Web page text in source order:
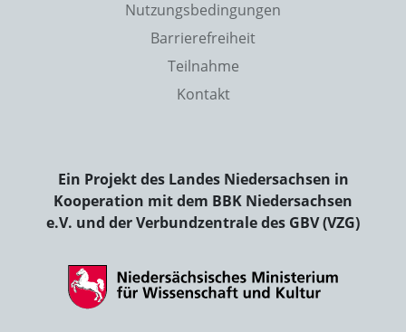
Nutzungsbedingungen
Barrierefreiheit
Teilnahme
Kontakt
Ein Projekt des Landes Niedersachsen in
Kooperation mit dem BBK Niedersachsen
e.V. und der Verbundzentrale des GBV (VZG)